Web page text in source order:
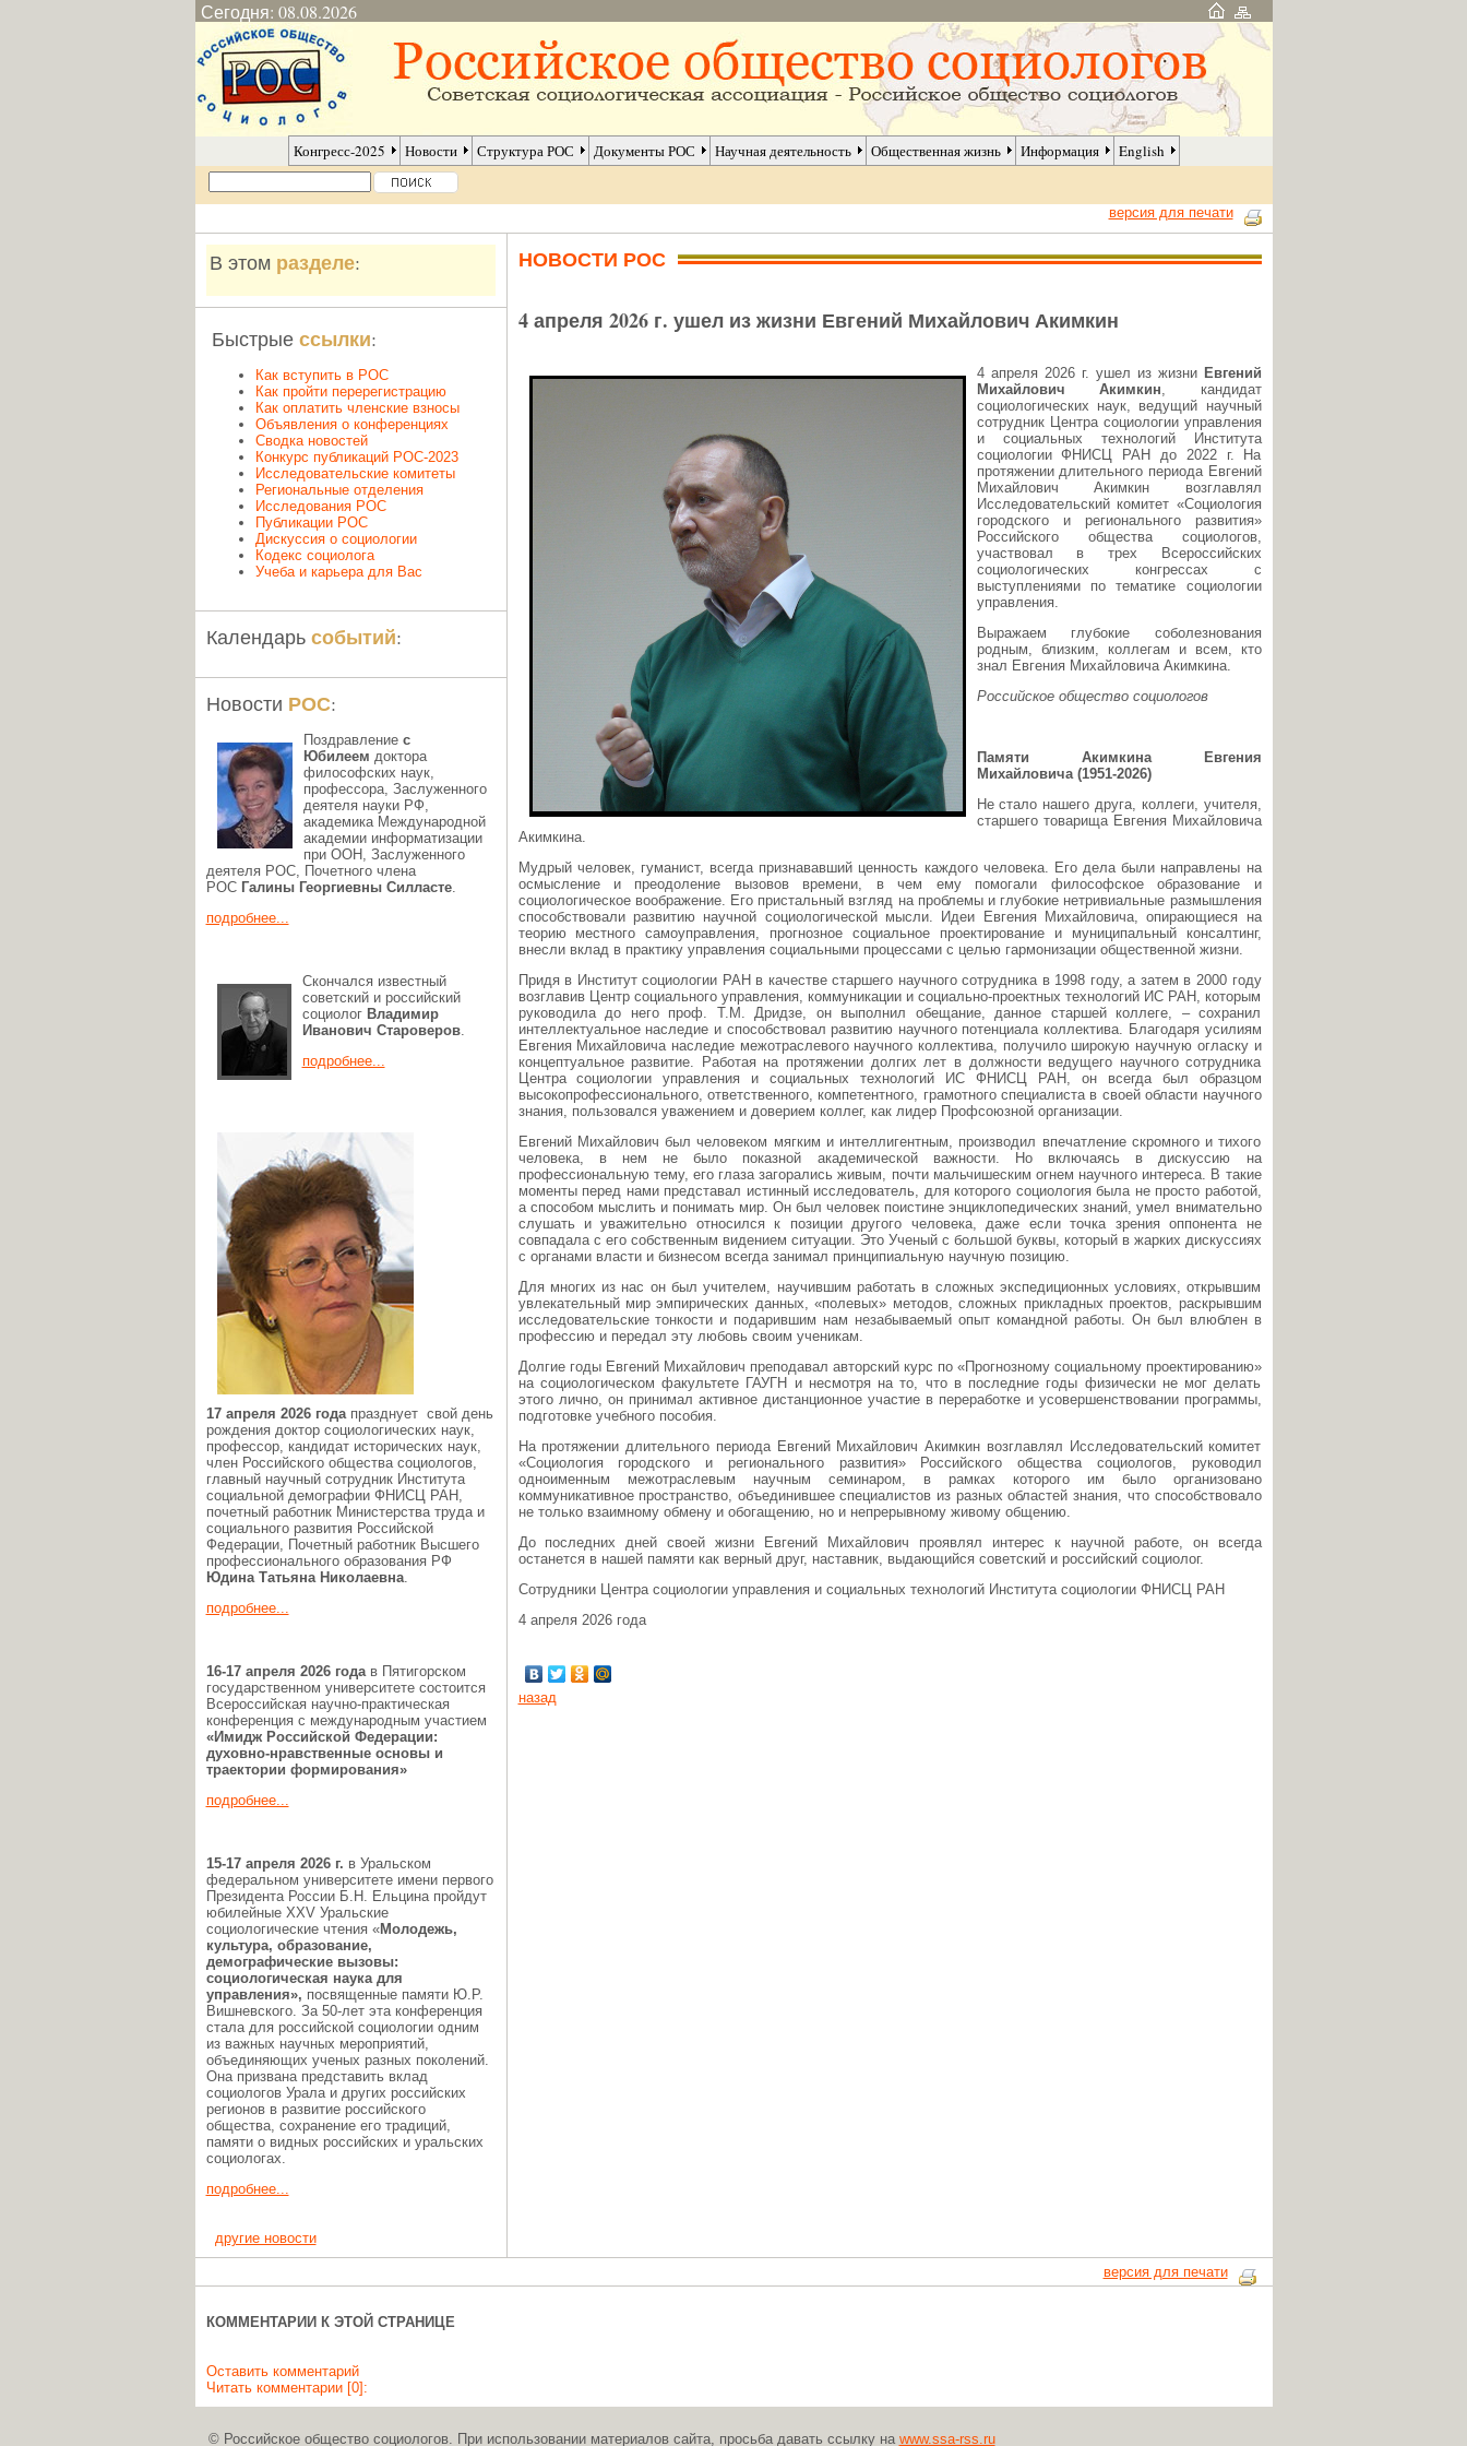
Сегодня: 08.08.2026
Конгресс-2025 Новости Структура РОС Документы РОС Научная деятельность Общественная жизнь Информация English
версия для печати
В этом разделе:
Быстрые ссылки:
Как вступить в РОС
Как пройти перерегистрацию
Как оплатить членские взносы
Объявления о конференциях
Сводка новостей
Конкурс публикаций РОС-2023
Исследовательские комитеты
Региональные отделения
Исследования РОС
Публикации РОС
Дискуссия о социологии
Кодекс социолога
Учеба и карьера для Вас
Календарь событий:
Новости РОС:
Поздравлениес
Юбилеем доктора
философских наук,
профессора, Заслуженного
деятеля науки РФ,
академика Международной
академии информатизации
при ООН, Заслуженного
деятеля РОС, Почетного члена
РОС Галины Георгиевны Силласте.
подробнее...
Скончался известный
советский и российский
социолог Владимир
Иванович Староверов.
подробнее...
17 апреля 2026 годапразднует свой день
рождения доктор социологических наук,
профессор, кандидат исторических наук,
член Российского общества социологов,
главный научный сотрудник Института
социальной демографии ФНИСЦ РАН,
почетный работник Министерства труда и
социального развития Российской
Федерации, Почетный работник Высшего
профессионального образования РФ
Юдина Татьяна Николаевна.
подробнее...
16-17 апреля 2026 годав Пятигорском
государственном университете состоится
Всероссийская научно-практическая
конференция с международным участием
«Имидж Российской Федерации:
духовно-нравственные основы и
траектории формирования»
подробнее...
15-17 апреля 2026 г. в Уральском
федеральном университете имени первого
Президента России Б.Н. Ельцина пройдут
юбилейные XXV Уральские
социологические чтения «Молодежь,
культура, образование,
демографические вызовы:
социологическая наука для
управления», посвященные памяти Ю.Р.
Вишневского. За 50-лет эта конференция
стала для российской социологии одним
из важных научных мероприятий,
объединяющих ученых разных поколений.
Она призвана представить вклад
социологов Урала и других российских
регионов в развитие российского
общества, сохранение его традиций,
памяти о видных российских и уральских
социологах.
подробнее...
другие новости
НОВОСТИ РОС
4 апреля 2026 г. ушел из жизни Евгений Михайлович Акимкин
4 апреля 2026 г. ушел из жизниЕвгений
Михайлович Акимкин, кандидат
социологических наук, ведущий научный
сотрудник Центра социологии управления
и социальных технологий Института
социологии ФНИСЦ РАН до 2022 г. На
протяжении длительного периода Евгений
Михайлович Акимкин возглавлял
Исследовательский комитет «Социология
городского и регионального развития»
Российского общества социологов,
участвовал в трех Всероссийских
социологических конгрессах с
выступлениями по тематике социологии
управления.
Выражаем глубокие соболезнования
родным, близким, коллегам и всем, кто
знал Евгения Михайловича Акимкина.
Российское общество социологов
Памяти Акимкина Евгения
Михайловича (1951-2026)
Не стало нашего друга, коллеги, учителя,
старшего товарища Евгения Михайловича
Акимкина.
Мудрый человек, гуманист, всегда признававший ценность каждого человека. Его дела были направлены на
осмысление и преодоление вызовов времени, в чем ему помогали философское образование и
социологическое воображение. Его пристальный взгляд на проблемы и глубокие нетривиальные размышления
способствовали развитию научной социологической мысли. Идеи Евгения Михайловича, опирающиеся на
теорию местного самоуправления, прогнозное социальное проектирование и муниципальный консалтинг,
внесли вклад в практику управления социальными процессами с целью гармонизации общественной жизни.
Придя в Институт социологии РАН в качестве старшего научного сотрудника в 1998 году, а затем в 2000 году
возглавив Центр социального управления, коммуникации и социально-проектных технологий ИС РАН, которым
руководила до него проф. Т.М. Дридзе, он выполнил обещание, данное старшей коллеге, – сохранил
интеллектуальное наследие и способствовал развитию научного потенциала коллектива. Благодаря усилиям
Евгения Михайловича наследие межотраслевого научного коллектива, получило широкую научную огласку и
концептуальное развитие. Работая на протяжении долгих лет в должности ведущего научного сотрудника
Центра социологии управления и социальных технологий ИС ФНИСЦ РАН, он всегда был образцом
высокопрофессионального, ответственного, компетентного, грамотного специалиста в своей области научного
знания, пользовался уважением и доверием коллег, как лидер Профсоюзной организации.
Евгений Михайлович был человеком мягким и интеллигентным, производил впечатление скромного и тихого
человека, в нем не было показной академической важности. Но включаясь в дискуссию на
профессиональную тему, его глаза загорались живым, почти мальчишеским огнем научного интереса. В такие
моменты перед нами представал истинный исследователь, для которого социология была не просто работой,
а способом мыслить и понимать мир. Он был человек поистине энциклопедических знаний, умел внимательно
слушать и уважительно относился к позиции другого человека, даже если точка зрения оппонента не
совпадала с его собственным видением ситуации. Это Ученый с большой буквы, который в жарких дискуссиях
с органами власти и бизнесом всегда занимал принципиальную научную позицию.
Для многих из нас он был учителем, научившим работать в сложных экспедиционных условиях, открывшим
увлекательный мир эмпирических данных, «полевых» методов, сложных прикладных проектов, раскрывшим
исследовательские тонкости и подарившим нам незабываемый опыт командной работы. Он был влюблен в
профессию и передал эту любовь своим ученикам.
Долгие годы Евгений Михайлович преподавал авторский курс по «Прогнозному социальному проектированию»
на социологическом факультете ГАУГН и несмотря на то, что в последние годы физически не мог делать
этого лично, он принимал активное дистанционное участие в переработке и усовершенствовании программы,
подготовке учебного пособия.
На протяжении длительного периода Евгений Михайлович Акимкин возглавлял Исследовательский комитет
«Социология городского и регионального развития» Российского общества социологов, руководил
одноименным межотраслевым научным семинаром, в рамках которого им было организовано
коммуникативное пространство, объединившее специалистов из разных областей знания, что способствовало
не только взаимному обмену и обогащению, но и непрерывному живому общению.
До последних дней своей жизни Евгений Михайлович проявлял интерес к научной работе, он всегда
останется в нашей памяти как верный друг, наставник, выдающийся советский и российский социолог.
Сотрудники Центра социологии управления и социальных технологий Института социологии ФНИСЦ РАН
4 апреля 2026 года
назад
версия для печати
КОММЕНТАРИИ К ЭТОЙ СТРАНИЦЕ
Оставить комментарий
Читать комментарии [0]:
© Российское общество социологов. При использовании материалов сайта, просьба давать ссылку на www.ssa-rss.ru